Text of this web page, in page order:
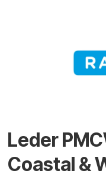
Leder
Coastal &